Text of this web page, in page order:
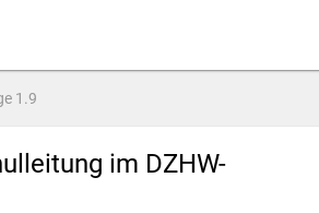
1.9
im DZHW-